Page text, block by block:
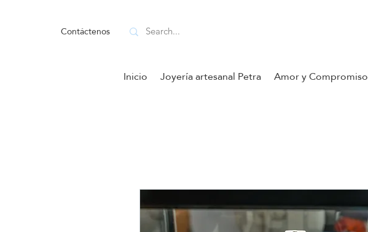
Contáctenos
Inicio Joyería artesanal Petra Amor y Compromiso